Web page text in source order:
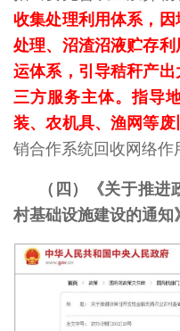
收集处理利用体系，
处理、沼渣沼液贮存
运体系，引导秸秆产
三方服务主体。指导
装、农机具、渔网等
销合作系统回收网络作
（四）《关于推
村基础设施建设的通知